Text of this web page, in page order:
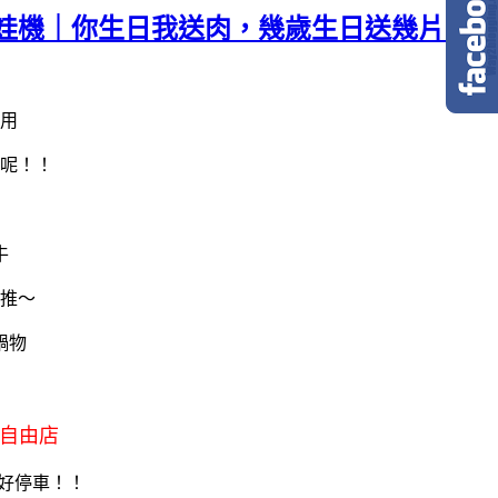
機｜你生日我送肉，幾歲生日送幾片肉
！！
～
由店
停車！！